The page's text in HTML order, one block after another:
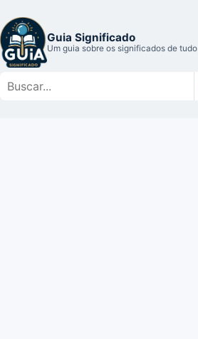
Guia Significado
Um guia sobre os significados de tudo
Buscar